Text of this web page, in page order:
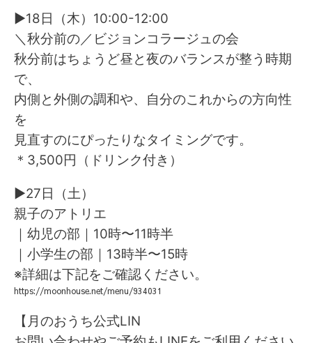
▶18日（木）10:00-12:00
＼秋分前の／ビジョンコラージュの会
秋分前はちょうど昼と夜のバランスが整う時期
で、
内側と外側の調和や、自分のこれからの方向性
を
見直すのにぴったりなタイミングです。
＊3,500円（ドリンク付き）
▶27日（土）
親子のアトリエ
｜幼児の部｜10時〜11時半
｜小学生の部｜13時半〜15時
※詳細は下記をご確認ください。
https://moonhouse.net/menu/934031
【月のおうち公式LIN